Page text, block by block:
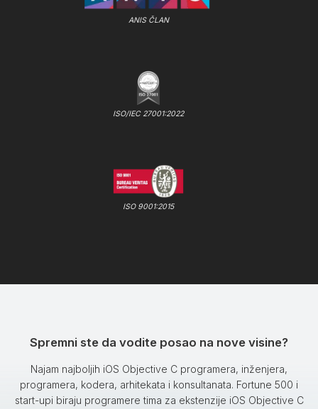
ANIS ČLAN
ISO/IEC 27001:2022
ISO 9001:2015
Spremni ste da vodite posao na nove visine?
Najam najboljih iOS Objective C programera, inženjera,
programera, kodera, arhitekata i konsultanata. Fortune 500 i
start-upi biraju programere tima za ekstenzije iOS Objective C